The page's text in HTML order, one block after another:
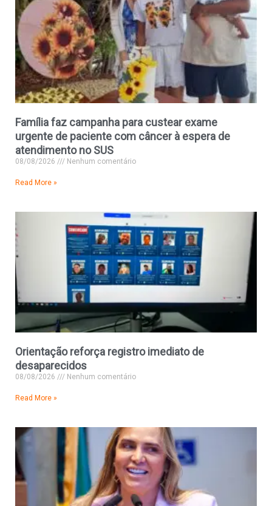
Família faz campanha para custear exame
urgente de paciente com câncer à espera de
atendimento no SUS
08/08/2026 Nenhum comentário
Read More »
Orientação reforça registro imediato de
desaparecidos
08/08/2026 Nenhum comentário
Read More »